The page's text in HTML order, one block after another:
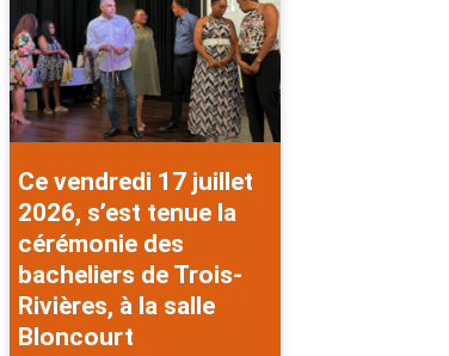
Ce vendredi 17 juillet
2026, s’est tenue la
cérémonie des
bacheliers de Trois-
Rivières, à la salle
Bloncourt